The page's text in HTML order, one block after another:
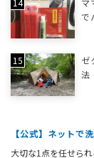
マ
で
ゼ
法
【公式】ネットで
大切な1点を任せら